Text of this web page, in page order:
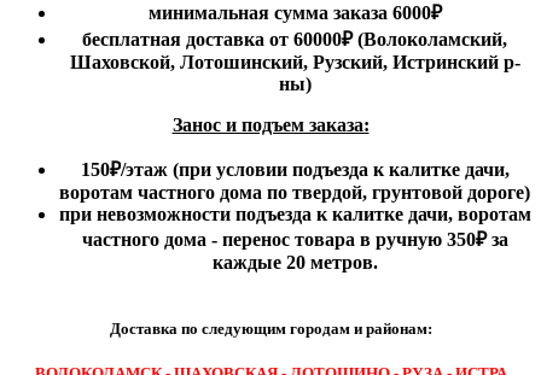
минимальная сумма заказа 6000₽
бесплатная доставка от 60000₽ (Волоколамский,
Шаховской, Лотошинский, Рузский, Истринский р-
ны)
Занос и подъем заказа:
150₽/этаж(при условии подъезда к калитке дачи,
воротам частного дома по твердой, грунтовой дороге)
при невозможности подъезда к калитке дачи, воротам
частного дома - перенос товара в ручную 350₽ за
каждые 20 метров.
Доставка по следующим городам и районам: